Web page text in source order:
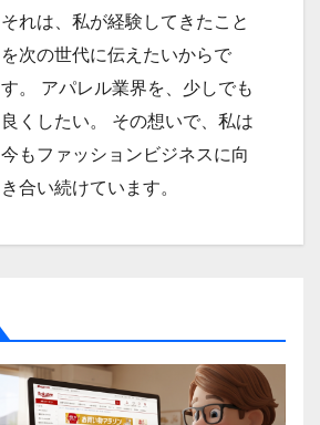
それは、私が経験してきたこと
を次の世代に伝えたいからで
す。 アパレル業界を、少しでも
良くしたい。 その想いで、私は
今もファッションビジネスに向
き合い続けています。